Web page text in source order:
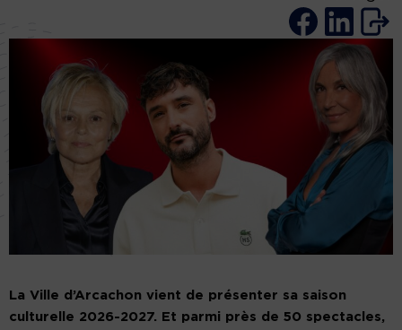
La Ville d’Arcachon vient de présenter sa saison
culturelle 2026-2027. Et parmi près de 50 spectacles,